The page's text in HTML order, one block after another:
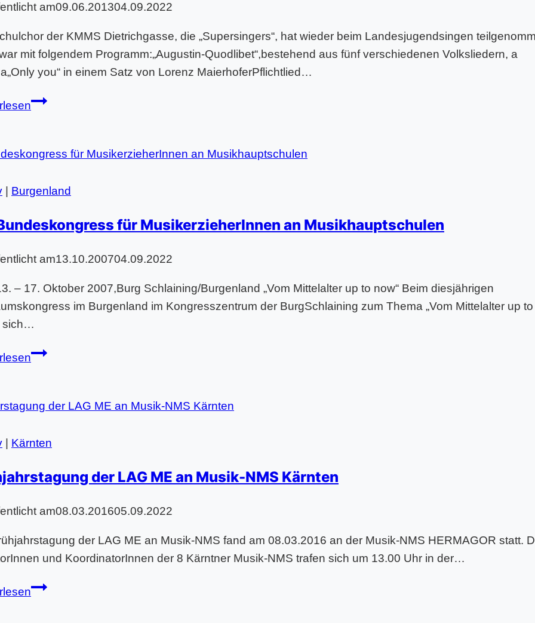
am09.06.201304.09.2022
der KMMS Dietrichgasse, die „Supersingers“, hat wieder beim Landesjugendsingen
mit folgendem Programm:„Augustin-Quodlibet“,bestehend aus fünf verschiedenen Volksliedern, a
you“ in einem Satz von Lorenz MaierhoferPflichtlied…
KMMS
„Supersingers“
Burgenland
für MusikerzieherInnen an Musikhauptschulen
am13.10.200704.09.2022
– 17. Oktober 2007,Burg Schlaining/Burgenland „Vom Mittelalter up to now“ Beim diesjährigen
im Burgenland im Kongresszentrum der BurgSchlaining zum Thema „Vom Mittelalter up to
sich…
30.
MusikerzieherInnen
Musikhauptschulen
Kärnten
der LAG ME an Musik-NMS Kärnten
am08.03.201605.09.2022
der LAG ME an Musik-NMS fand am 08.03.2016 an der Musik-NMS HERMAGOR statt.
und KoordinatorInnen der 8 Kärntner Musik-NMS trafen sich um 13.00 Uhr in der…
Frühjahrstagung